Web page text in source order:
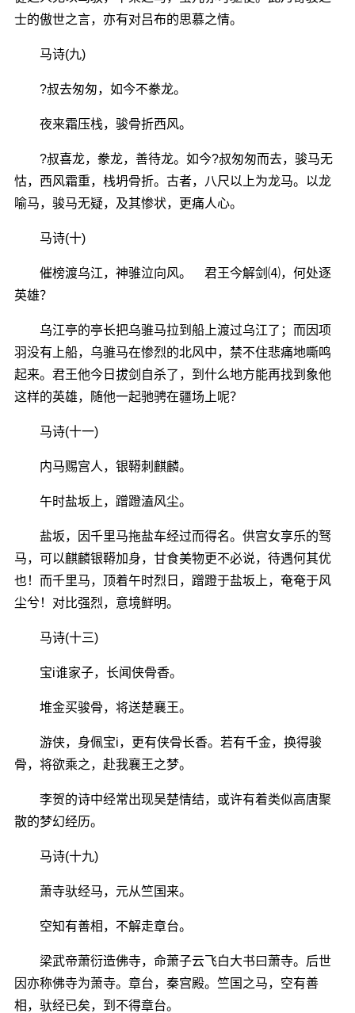
士的傲世之言，亦有对吕布的思慕之情。
马诗(九)
?叔去匆匆，如今不豢龙。
夜来霜压栈，骏骨折西风。
?叔喜龙，豢龙，善待龙。如今?叔匆匆而去，骏马无
怙，西风霜重，栈坍骨折。古者，八尺以上为龙马。以龙
喻马，骏马无疑，及其惨状，更痛人心。
马诗(十)
催榜渡乌江，神骓泣向风。 君王今解剑⑷，何处逐
英雄？
乌江亭的亭长把乌骓马拉到船上渡过乌江了；而因项
羽没有上船，乌骓马在惨烈的北风中，禁不住悲痛地嘶鸣
起来。君王他今日拔剑自杀了，到什么地方能再找到象他
这样的英雄，随他一起驰骋在疆场上呢？
马诗(十一)
内马赐宫人，银鞯刺麒麟。
午时盐坂上，蹭蹬溘风尘。
盐坂，因千里马拖盐车经过而得名。供宫女享乐的驽
马，可以麒麟银鞯加身，甘食美物更不必说，待遇何其优
也！而千里马，顶着午时烈日，蹭蹬于盐坂上，奄奄于风
尘兮！对比强烈，意境鲜明。
马诗(十三)
宝i谁家子，长闻侠骨香。
堆金买骏骨，将送楚襄王。
游侠，身佩宝i，更有侠骨长香。若有千金，换得骏
骨，将欲乘之，赴我襄王之梦。
李贺的诗中经常出现吴楚情结，或许有着类似高唐聚
散的梦幻经历。
马诗(十九)
萧寺驮经马，元从竺国来。
空知有善相，不解走章台。
梁武帝萧衍造佛寺，命萧子云飞白大书曰萧寺。后世
因亦称佛寺为萧寺。章台，秦宫殿。竺国之马，空有善
相，驮经已矣，到不得章台。